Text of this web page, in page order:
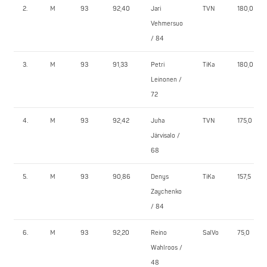
2. M 93 92,40
Jari
Vehmersuo
/ 84
TVN 180,0
3. M 93 91,33
Petri
Leinonen /
72
TiKa 180,0
4. M 93 92,42
Juha
Järvisalo /
68
TVN 175,0
5. M 93 90,86
Denys
Zaychenko
/ 84
TiKa 157,5
6. M 93 92,20
Reino
Wahlroos /
48
SalVo 75,0